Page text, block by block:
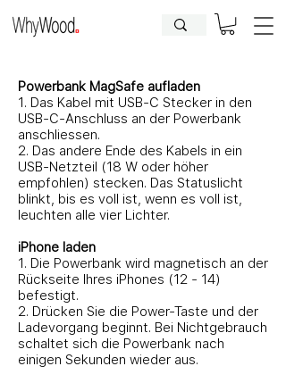
Powerbank MagSafe aufladen
1. Das Kabel mit USB-C Stecker in den
USB-C-Anschluss an der Powerbank
anschliessen.
2. Das andere Ende des Kabels in ein
USB-Netzteil (18 W oder höher
empfohlen) stecken. Das Statuslicht
blinkt, bis es voll ist, wenn es voll ist,
leuchten alle vier Lichter.
iPhone laden
1. Die Powerbank wird magnetisch an der
Rückseite Ihres iPhones (12 - 14)
befestigt.
2. Drücken Sie die Power-Taste und der
Ladevorgang beginnt. Bei Nichtgebrauch
schaltet sich die Powerbank nach
einigen Sekunden wieder aus.